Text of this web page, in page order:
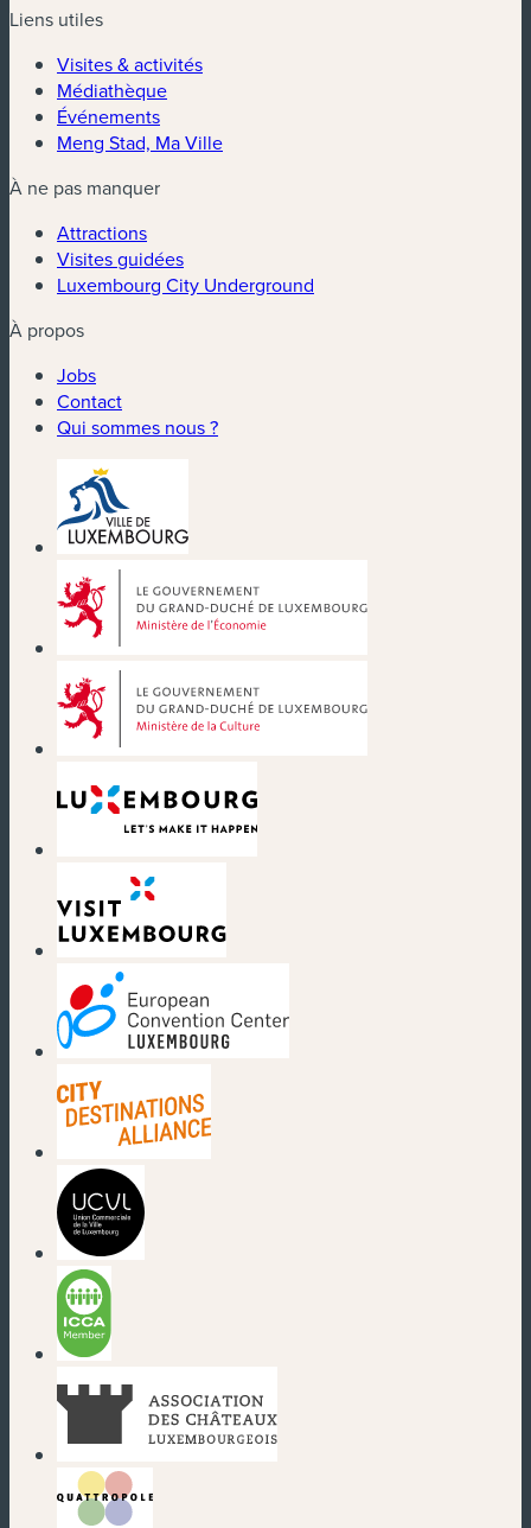
Liens utiles
Visites & activités
Médiathèque
Événements
Meng Stad, Ma Ville
À ne pas manquer
Attractions
Visites guidées
Luxembourg City Underground
À propos
Jobs
Contact
Qui sommes nous ?